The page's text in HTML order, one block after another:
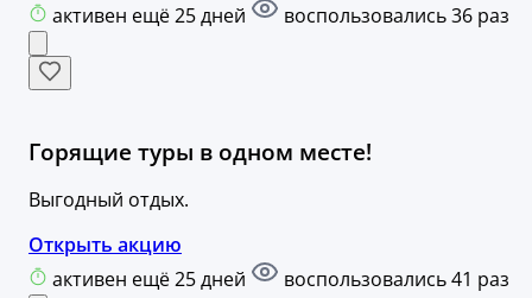
активен ещё 25 дней
воспользовались 36 раз
Горящие туры в одном месте!
Выгодный отдых.
Открыть акцию
активен ещё 25 дней
воспользовались 41 раз